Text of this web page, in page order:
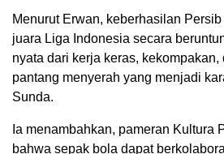
Menurut Erwan, keberhasilan
juara Liga Indonesia secara
nyata dari kerja keras, kekompakan,
pantang menyerah yang menjadi
Sunda.
Ia menambahkan, pameran Kultura
bahwa sepak bola dapat